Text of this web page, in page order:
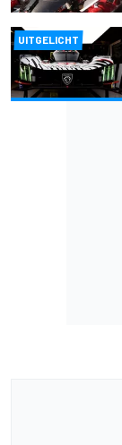
UITGELICHT